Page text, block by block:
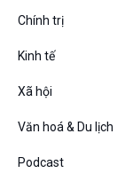
Chính trị
Kinh tế
Xã hội
Văn hoá & Du lịch
Podcast